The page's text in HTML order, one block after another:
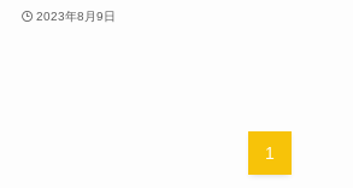
2023年8月9日
1